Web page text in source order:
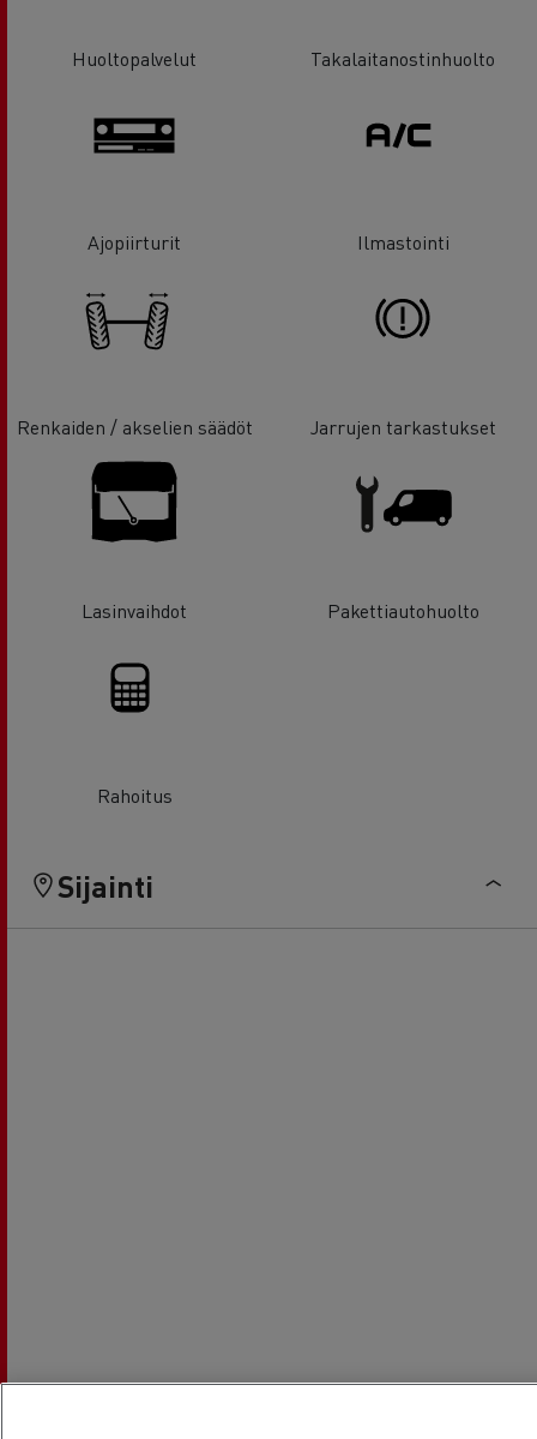
Huoltopalvelut Takalaitanostinhuolto
Ajopiirturit Ilmastointi
Renkaiden / akselien säädöt Jarrujen tarkastukset
Lasinvaihdot Pakettiautohuolto
Rahoitus
Sijainti